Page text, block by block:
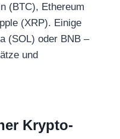
(BTC), Ethereum
(XRP). Einige
(SOL) oder BNB –
und
Krypto-